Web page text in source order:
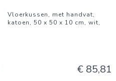
Vloerkussen, met handvat,
katoen, 50 x 50 x 10 cm, wit,
€ 85,81